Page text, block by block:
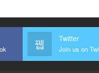
Twitter
Join us on